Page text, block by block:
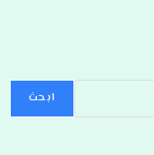
ابحث